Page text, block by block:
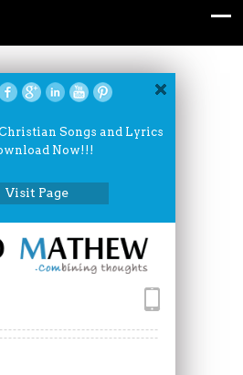
Songs and Lyrics
Now!!!
Visit Page